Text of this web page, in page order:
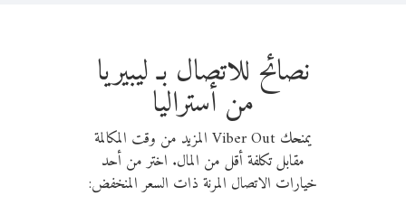
نصائح للاتصال بـ ليبيريا
من أستراليا
يمنحك Viber Out المزيد من وقت المكالمة
مقابل تكلفة أقل من المال. اختر من أحد
خيارات الاتصال المرنة ذات السعر المنخفض: